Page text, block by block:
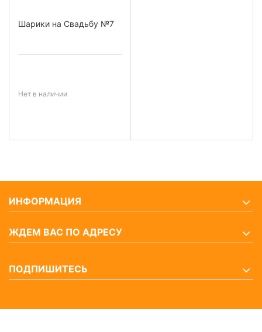
Шарики на Свадьбу №7
Нет в наличии
ИНФОРМАЦИЯ
ЖДЕМ ВАС ПО АДРЕСУ
ПОДПИШИТЕСЬ